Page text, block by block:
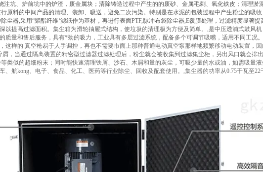
注坑、炉前坑中的炉渣，废金属块；清除铸造过程中产生的的废砂、金属毛刺、氧化铁皮；清理淤泥
原料的中间产品的清理、装卸、吸送，避免二次污染。特别是在水泥的包装过程中产生粉尘的吸收
尘器,采用“聚酯纤维‘滤纸作为基材，再进行表面PTF,脉冲布袋除尘器,E覆膜处理，过滤精度显著
以提高过滤面积。 集尘箱为滑轮抽屉式结构，使垃圾的清理极为方便及简单。,是中压透浦式鼓风
质量和售后服务，具有*劲的吸力，工业具有多层过滤系统，配备多个可调节吸嘴，适用不同工况
这样的 真空枪易于人手调控，再也不需要市面上那种普通电动真空泵那样地频繁移动电动装置，
，当通过隔离装置的精密型过滤器过滤处理后，粉尘就会被收集到过滤集尘柜，另出风口就会排
类似的超细粉末；同时能快速清理铁屑、沙石、木屑和量的灰尘，可吸少量的水或油，如需吸量
、航kong、电子、食品、化工、医药等行业除尘、回收及配套使用。,集尘器的功率从0.75千瓦至